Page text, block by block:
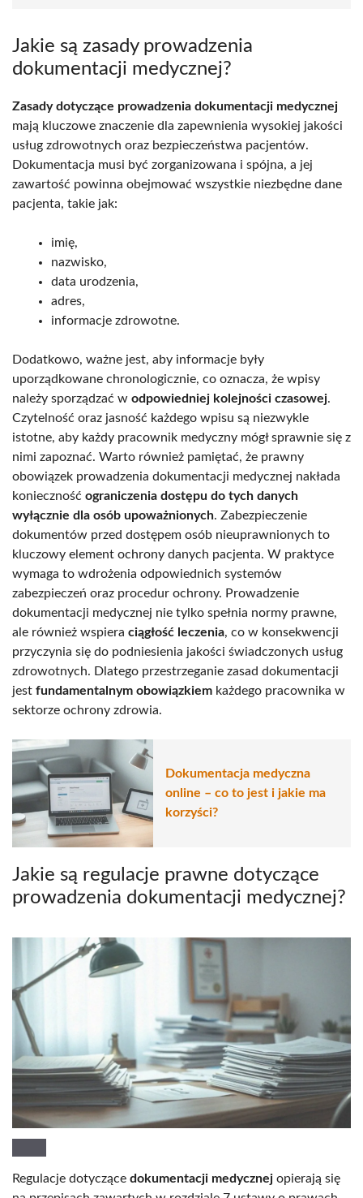
Jakie są zasady prowadzenia
dokumentacji medycznej?
Zasady dotyczące prowadzenia dokumentacji medycznej
mają kluczowe znaczenie dla zapewnienia wysokiej jakości
usług zdrowotnych oraz bezpieczeństwa pacjentów.
Dokumentacja musi być zorganizowana i spójna, a jej
zawartość powinna obejmować wszystkie niezbędne dane
pacjenta, takie jak:
imię,
nazwisko,
data urodzenia,
adres,
informacje zdrowotne.
Dodatkowo, ważne jest, aby informacje były
uporządkowane chronologicznie, co oznacza, że wpisy
należy sporządzać w odpowiedniej kolejności czasowej.
Czytelność oraz jasność każdego wpisu są niezwykle
istotne, aby każdy pracownik medyczny mógł sprawnie się z
nimi zapoznać. Warto również pamiętać, że prawny
obowiązek prowadzenia dokumentacji medycznej nakłada
konieczność ograniczenia dostępu do tych danych
wyłącznie dla osób upoważnionych. Zabezpieczenie
dokumentów przed dostępem osób nieuprawnionych to
kluczowy element ochrony danych pacjenta. W praktyce
wymaga to wdrożenia odpowiednich systemów
zabezpieczeń oraz procedur ochrony. Prowadzenie
dokumentacji medycznej nie tylko spełnia normy prawne,
ale również wspiera ciągłość leczenia, co w konsekwencji
przyczynia się do podniesienia jakości świadczonych usług
zdrowotnych. Dlatego przestrzeganie zasad dokumentacji
jest fundamentalnym obowiązkiem każdego pracownika w
sektorze ochrony zdrowia.
Dokumentacja medyczna
online – co to jest i jakie ma
korzyści?
Jakie są regulacje prawne dotyczące
prowadzenia dokumentacji medycznej?
Regulacje dotyczące dokumentacji medycznej opierają się